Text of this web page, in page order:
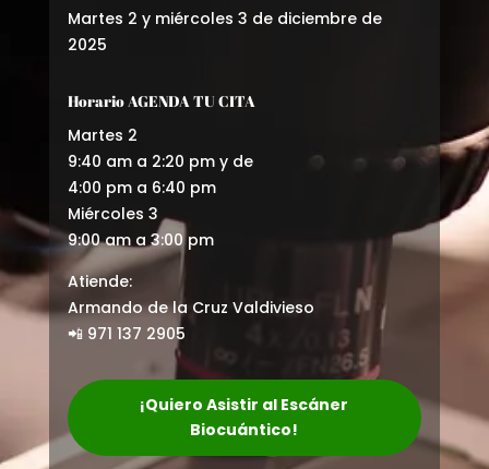
Martes 2 y miércoles 3 de diciembre de
2025
Horario AGENDA TU CITA
Martes 2
9:40 am a 2:20 pm y de
4:00 pm a 6:40 pm
Miércoles 3
9:00 am a 3:00 pm
Atiende:
Armando de la Cruz Valdivieso
📲 971 137 2905
¡Quiero Asistir al Escáner
Biocuántico!